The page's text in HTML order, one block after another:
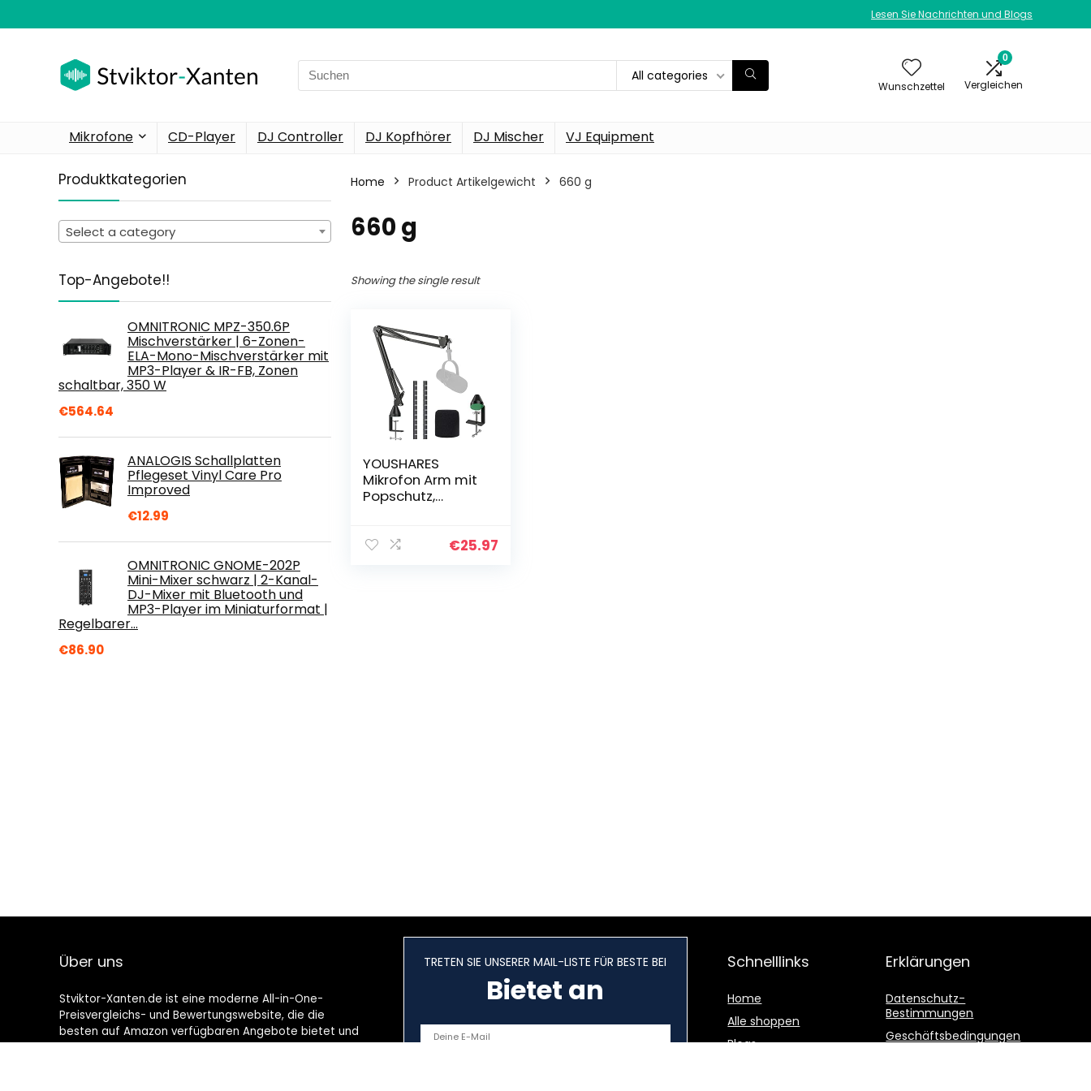
Lesen Sie Nachrichten und Blogs
Search
for:
All categories
Wunschzettel
0
Vergleichen
Mikrofone CD-Player DJ Controller DJ Kopfhörer DJ Mischer VJ Equipment
Produktkategorien
Select a category
Top-Angebote!!
OMNITRONIC MPZ-350.6P
Mischverstärker | 6-Zonen-
ELA-Mono-Mischverstärker mit
MP3-Player & IR-FB, Zonen
schaltbar, 350 W
€564.64
ANALOGIS Schallplatten
Pflegeset Vinyl Care Pro
Improved
€12.99
OMNITRONIC GNOME-202P
Mini-Mixer schwarz | 2-Kanal-
DJ-Mixer mit Bluetooth und
MP3-Player im Miniaturformat |
Regelbarer…
€86.90
Home Product Artikelgewicht ‎660 g
‎660 g
Showing the single result
YOUSHARES
Mikrofon Arm mit
Popschutz,
Kompatibel mit
€25.97
Über uns
Stviktor-Xanten.de ist eine moderne All-in-One-
Preisvergleichs- und Bewertungswebsite, die die
besten auf Amazon verfügbaren Angebote bietet und
Sie durch die neuesten hinzugefügten Blogs auf dem
TRETEN SIE UNSERER MAIL-LISTE FÜR BESTE BEI
Bietet an
Schnelllinks
Home
Alle shoppen
Blogs
Erklärungen
Datenschutz-
Bestimmungen
Geschäftsbedingungen